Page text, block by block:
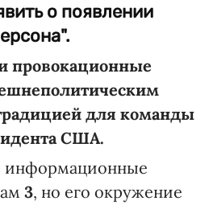
о появлении
провокационные
для команды
США.
информационные
3, но его окружение